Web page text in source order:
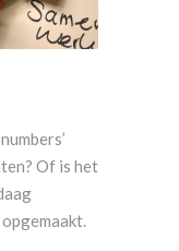
Of is het